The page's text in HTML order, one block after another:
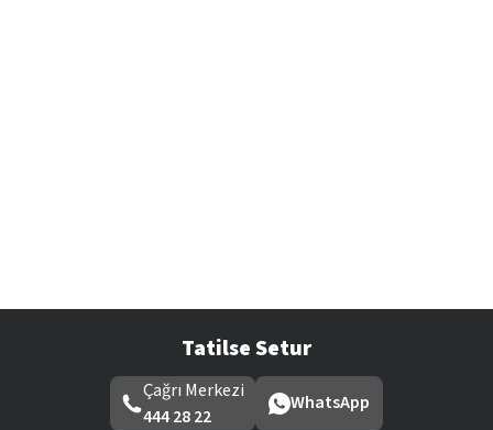
Tatilse Setur
Çağrı Merkezi
444 28 22
WhatsApp